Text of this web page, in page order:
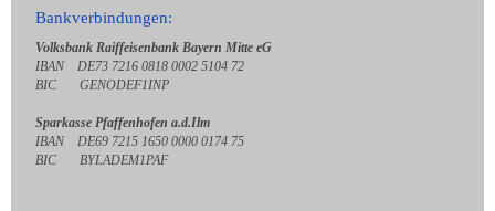
Bankverbindungen:
Volksbank Raiffeisenbank Bayern Mitte eG
IBAN DE73 7216 0818 0002 5104 72
BIC GENODEF1INP
Sparkasse Pfaffenhofen a.d.Ilm
IBAN DE69 7215 1650 0000 0174 75
BIC BYLADEM1PAF